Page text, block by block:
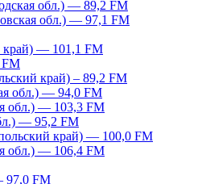
обл.) — 89,2 FM
обл.) — 97,1 FM
край) — 101,1 FM
FM
край) – 89,2 FM
обл.) — 94,0 FM
обл.) — 103,3 FM
— 95,2 FM
край) — 100,0 FM
обл.) — 106,4 FM
97,0 FM